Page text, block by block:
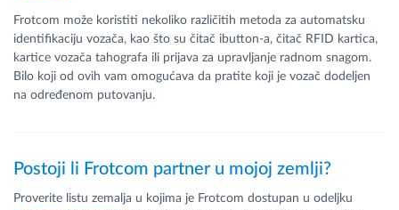
Frotcom može koristiti nekoliko različitih metoda za automatsku
identifikaciju vozača, kao što su čitač ibutton-a, čitač RFID kartica,
kartice vozača tahografa ili prijava za upravljanje radnom snagom.
Bilo koji od ovih vam omogućava da pratite koji je vozač dodeljen
na određenom putovanju.
Postoji li Frotcom partner u mojoj zemlji?
Proverite listu zemalja u kojima je Frotcom dostupan u odeljku